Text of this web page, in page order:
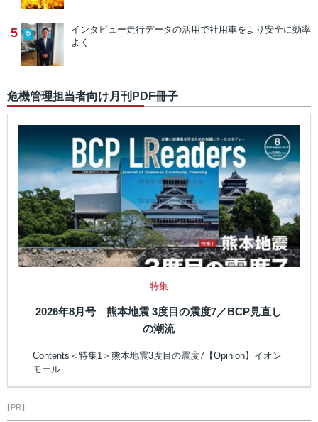
5 インタビュー走行データの活用で社用車をより安全に効率
よく
危機管理担当者向け月刊PDF冊子
特集
2026年8月号 熊本地震 3度目の震度7／BCP見直し
の潮流
Contents＜特集1＞熊本地震3度目の震度7【Opinion】イオン
モール…
【PR】